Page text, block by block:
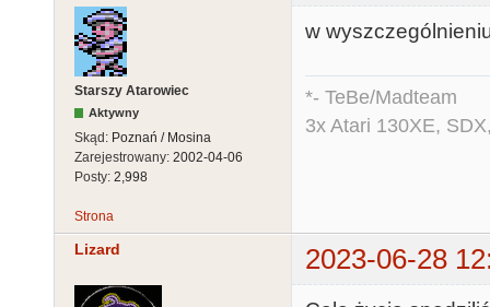
Starszy Atarowiec
Aktywny
Skąd: Poznań / Mosina
Zarejestrowany: 2002-04-06
Posty: 2,998
w
*- TeBe/Madteam
3x Atari 130XE,
Strona
Lizard 2023-06-28